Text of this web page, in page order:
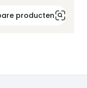
producten